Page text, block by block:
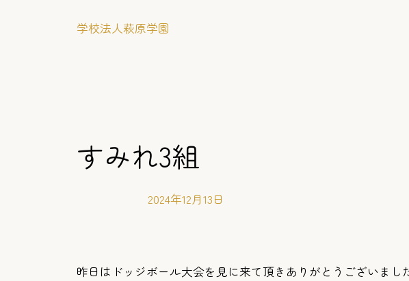
学校法人萩原学園
すみれ3組
2024年12月13日
昨日はドッジボール大会を見に来て頂きありがとうございまし